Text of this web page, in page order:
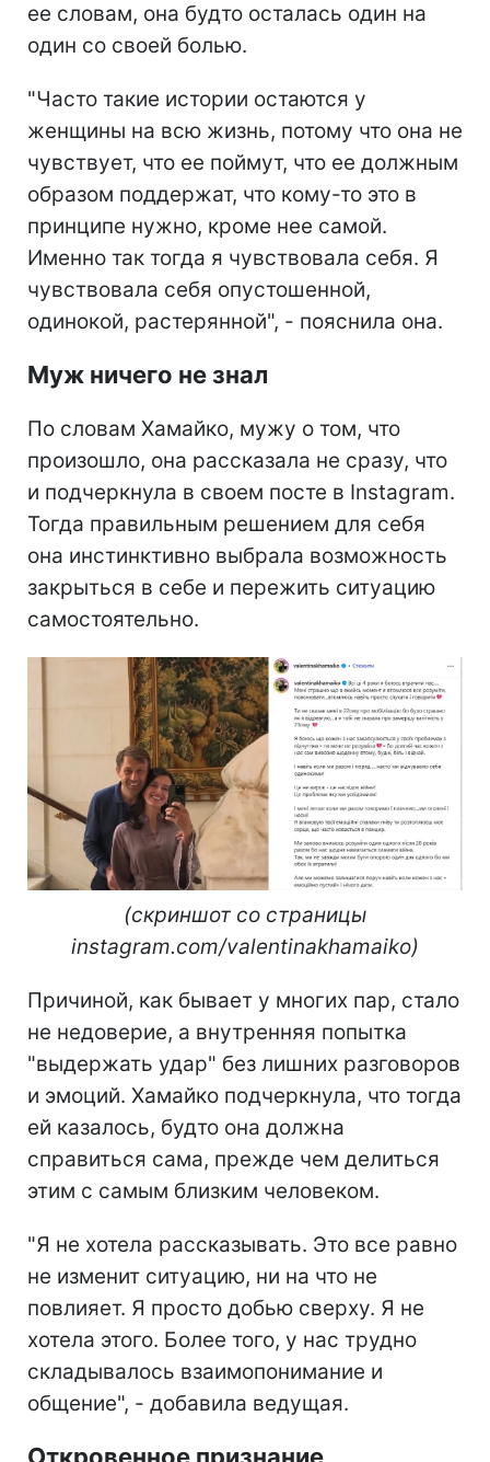
ее словам, она будто осталась один на
один со своей болью.
"Часто такие истории остаются у
женщины на всю жизнь, потому что она не
чувствует, что ее поймут, что ее должным
образом поддержат, что кому-то это в
принципе нужно, кроме нее самой.
Именно так тогда я чувствовала себя. Я
чувствовала себя опустошенной,
одинокой, растерянной", - пояснила она.
Муж ничего не знал
По словам Хамайко, мужу о том, что
произошло, она рассказала не сразу, что
и подчеркнула в своем посте в Instagram.
Тогда правильным решением для себя
она инстинктивно выбрала возможность
закрыться в себе и пережить ситуацию
самостоятельно.
(скриншот со страницы
instagram.com/valentinakhamaiko)
Причиной, как бывает у многих пар, стало
не недоверие, а внутренняя попытка
"выдержать удар" без лишних разговоров
и эмоций. Хамайко подчеркнула, что тогда
ей казалось, будто она должна
справиться сама, прежде чем делиться
этим с самым близким человеком.
"Я не хотела рассказывать. Это все равно
не изменит ситуацию, ни на что не
повлияет. Я просто добью сверху. Я не
хотела этого. Более того, у нас трудно
складывалось взаимопонимание и
общение", - добавила ведущая.